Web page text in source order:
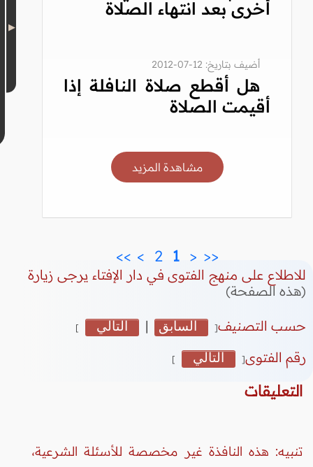
أخرى بعد انتهاء الصلاة
أضيف بتاريخ: 12-07-2012
هل أقطع صلاة النافلة إذا
أقيمت الصلاة
مشاهدة المزيد
<<
<
1
2
>
>>
للاطلاع على منهج الفتوى في دار الإفتاء يرجى زيارة
(هذه الصفحة)
حسب التصنيف[ السابق | التالي ]
رقم الفتوى[ التالي ]
التعليقات
تنبيه: هذه النافذة غير مخصصة للأسئلة الشرعية،